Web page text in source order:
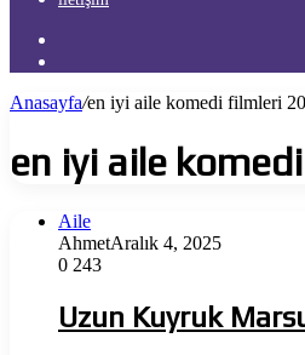
...
Anasayfa/en iyi aile komedi filmleri
en iyi aile
Aile
AhmetAralık 4, 2025
0 243
Uzun Kuyruk